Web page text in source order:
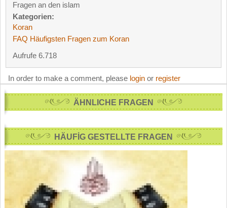
Fragen an den islam
Kategorien:
Koran
FAQ Häufigsten Fragen zum Koran
Aufrufe 6.718
In order to make a comment, please login or register
ÄHNLICHE FRAGEN
HÄUFİG GESTELLTE FRAGEN